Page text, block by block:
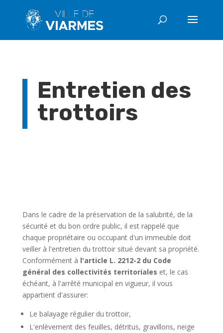
Entretien des
trottoirs
Dans le cadre de la préservation de la salubrité, de la
sécurité et du bon ordre public, il est rappelé que
chaque propriétaire ou occupant d'un immeuble doit
veiller à l'entretien du trottoir situé devant sa propriété.
Conformément à l'article L. 2212-2 du Code
général des collectivités territoriales et, le cas
échéant, à l'arrêté municipal en vigueur, il vous
appartient d'assurer:
Le balayage régulier du trottoir,
L'enlèvement des feuilles, détritus, gravillons, neige